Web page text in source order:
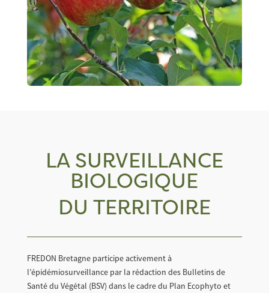
LA SURVEILLANCE
BIOLOGIQUE
DU TERRITOIRE
FREDON Bretagne participe activement à
l’épidémiosurveillance par la rédaction des Bulletins de
Santé du Végétal (BSV) dans le cadre du Plan Ecophyto et